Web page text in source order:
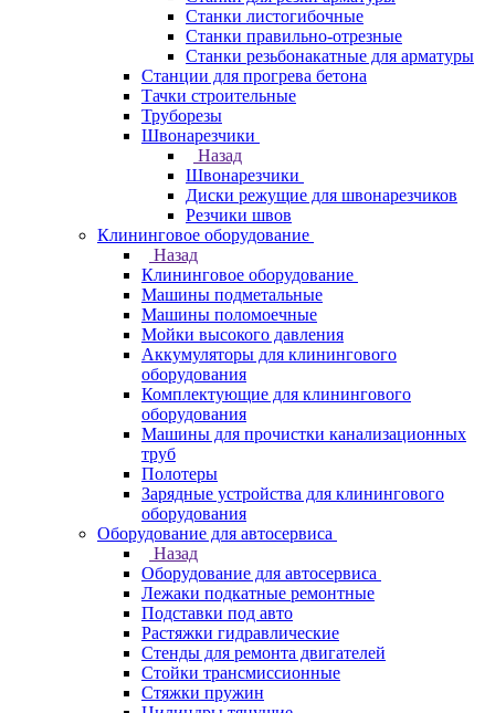
Станки листогибочные
Станки правильно-отрезные
Станки резьбонакатные для арматуры
Станции для прогрева бетона
Тачки строительные
Труборезы
Швонарезчики
Назад
Швонарезчики
Диски режущие для швонарезчиков
Резчики швов
Клининговое оборудование
Назад
Клининговое оборудование
Машины подметальные
Машины поломоечные
Мойки высокого давления
Аккумуляторы для клинингового
оборудования
Комплектующие для клинингового
оборудования
Машины для прочистки канализационных
труб
Полотеры
Зарядные устройства для клинингового
оборудования
Оборудование для автосервиса
Назад
Оборудование для автосервиса
Лежаки подкатные ремонтные
Подставки под авто
Растяжки гидравлические
Стенды для ремонта двигателей
Стойки трансмиссионные
Стяжки пружин